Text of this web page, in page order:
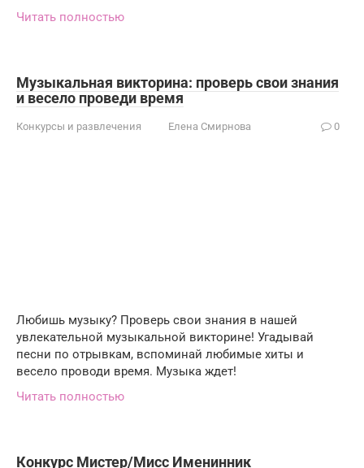
Читать полностью
Музыкальная викторина: проверь свои знания
и весело проведи время
Конкурсы и развлечения Елена Смирнова 0
Любишь музыку? Проверь свои знания в нашей
увлекательной музыкальной викторине! Угадывай
песни по отрывкам, вспоминай любимые хиты и
весело проводи время. Музыка ждет!
Читать полностью
Конкурс Мистер/Мисс Именинник